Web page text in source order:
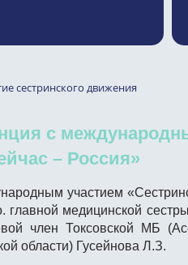
сестринского движения
с
– Россия»
участием
главной медицинской
член Токсовской МБ
области) Гусейнова Л.З.